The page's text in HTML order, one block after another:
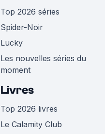
Top 2026 séries
Spider-Noir
Lucky
Les nouvelles séries du
moment
Livres
Top 2026 livres
Le Calamity Club